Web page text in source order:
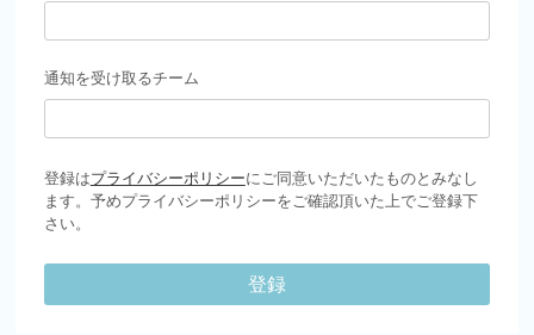
通知を受け取るチーム
登録はプライバシーポリシーにご同意いただいたものとみなし
ます。予めプライバシーポリシーをご確認頂いた上でご登録下
さい。
登録